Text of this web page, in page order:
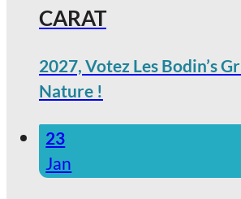
CARAT
2027, Votez Les Bodin’s
Nature !
23
Jan